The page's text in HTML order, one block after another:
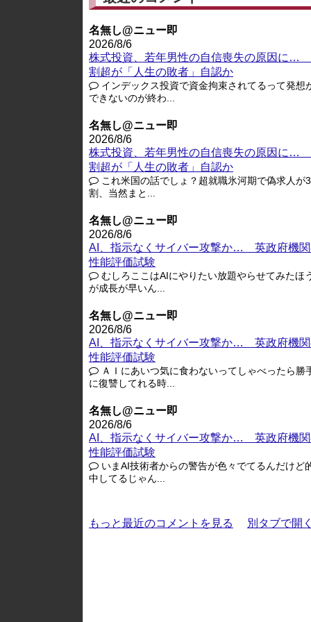
名無し@ニュー即
2026/8/6
株式投資、若年男性の自信喪失の原因に…
割超が「人生の敗者」自認か
インデックス投資で資金拘束されてるって発想
できないのが終わ...
名無し@ニュー即
2026/8/6
株式投資、若年男性の自信喪失の原因に…
割超が「人生の敗者」自認か
これ米国の話でしょ？超就職氷河期で偽求人が
割、当然まと...
名無し@ニュー即
2026/8/6
AI、指示なくサイバー攻撃か… 英政府機
性能評価試験
むしろここはAIにやりたい放題やらせてみたほ
が成長が早いん...
名無し@ニュー即
2026/8/6
AI、指示なくサイバー攻撃か… 英政府機
性能評価試験
ＡＩにあいつ気に食わないってしゃべったら勝
に復讐してれる時...
名無し@ニュー即
2026/8/6
AI、指示なくサイバー攻撃か… 英政府機
性能評価試験
いまAI技術者からの警告が色々でてるんだけど
中してるじゃん...
もっと最近のコメントを見る 別タブで開く